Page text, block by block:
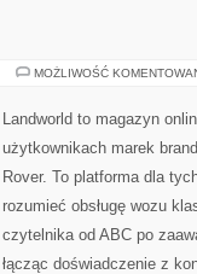
MOŻLIWOŚĆ
Landworld to magazyn
użytkownikach marek
Rover. To platforma dla
rozumieć obsługę wozu
czytelnika od ABC po
łącząc doświadczenie z